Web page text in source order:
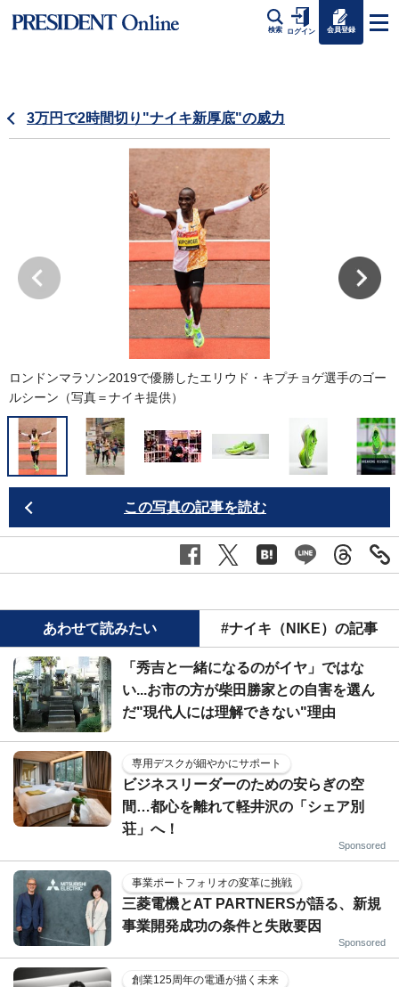
検索 ログイン 会員登録
3万円で2時間切り"ナイキ新厚底"の威力
ロンドンマラソン2019で優勝したエリウド・キプチョゲ選手のゴー
ルシーン（写真＝ナイキ提供）
この写真の記事を読む
あわせて読みたい #ナイキ（NIKE）の記事
「秀吉と一緒になるのがイヤ」ではな
い...お市の方が柴田勝家との自害を選ん
だ"現代人には理解できない"理由
専用デスクが細やかにサポート
ビジネスリーダーのための安らぎの空
間…都心を離れて軽井沢の「シェア別
荘」へ！
Sponsored
事業ポートフォリオの変革に挑戦
三菱電機とAT PARTNERSが語る、新規
事業開発成功の条件と失敗要因
Sponsored
創業125周年の電通が描く未来